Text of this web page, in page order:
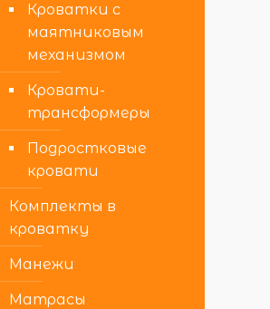
Кроватки с
маятниковым
механизмом
Кровати-
трансформеры
Подростковые
кровати
Комплекты в
кроватку
Манежи
Матрасы